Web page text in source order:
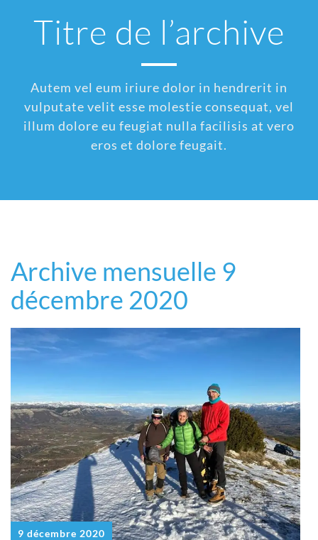
Titre de l’archive
Autem vel eum iriure dolor in hendrerit in
vulputate velit esse molestie consequat, vel
illum dolore eu feugiat nulla facilisis at vero
eros et dolore feugait.
Archive mensuelle 9
décembre 2020
9 décembre 2020